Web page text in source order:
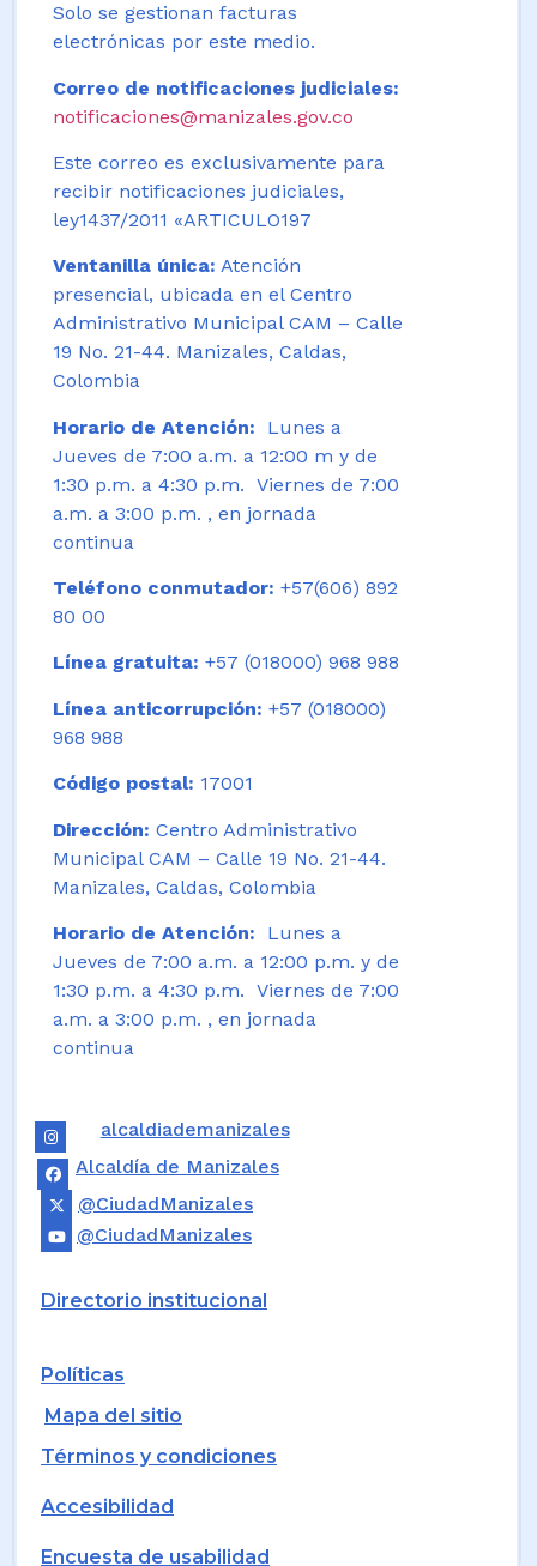
Solo se gestionan facturas
electrónicas por este medio.
Correo de notificaciones judiciales:
notificaciones@manizales.gov.co
Este correo es exclusivamente para
recibir notificaciones judiciales,
ley1437/2011 «ARTICULO197
Ventanilla única: Atención
presencial, ubicada en el Centro
Administrativo Municipal CAM – Calle
19 No. 21-44. Manizales, Caldas,
Colombia
Horario de Atención:
Lunes a
Jueves de 7:00 a.m. a 12:00 m y de
1:30 p.m. a 4:30 p.m. Viernes de 7:00
a.m. a 3:00 p.m. , en jornada
continua
Teléfono conmutador: +57(606) 892
80 00
Línea gratuita: +57 (018000) 968 988
Línea anticorrupción: +57 (018000)
968 988
Código postal: 17001
Dirección: Centro Administrativo
Municipal CAM – Calle 19 No. 21-44.
Manizales, Caldas, Colombia
Horario de Atención: Lunes a
Jueves de 7:00 a.m. a 12:00 p.m. y de
1:30 p.m. a 4:30 p.m. Viernes de 7:00
a.m. a 3:00 p.m. , en jornada
continua
alcaldiademanizales
Alcaldía de Manizales
@CiudadManizales
@CiudadManizales
Directorio institucional
Políticas
Mapa del sitio
Términos y condiciones
Accesibilidad
Encuesta de usabilidad